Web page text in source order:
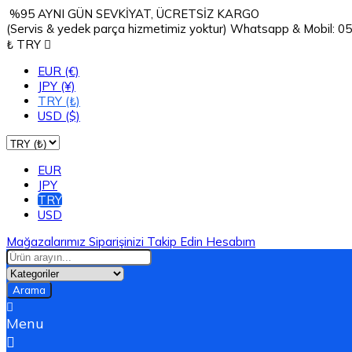
%95 AYNI GÜN SEVKİYAT, ÜCRETSİZ KARGO
(Servis & yedek parça hizmetimiz yoktur) Whatsapp & Mobil:
₺ TRY 
EUR (€)
JPY (¥)
TRY (₺)
USD ($)
EUR
JPY
TRY
USD
Mağazalarımız Siparişinizi Takip Edin Hesabım
Arama

Menu
